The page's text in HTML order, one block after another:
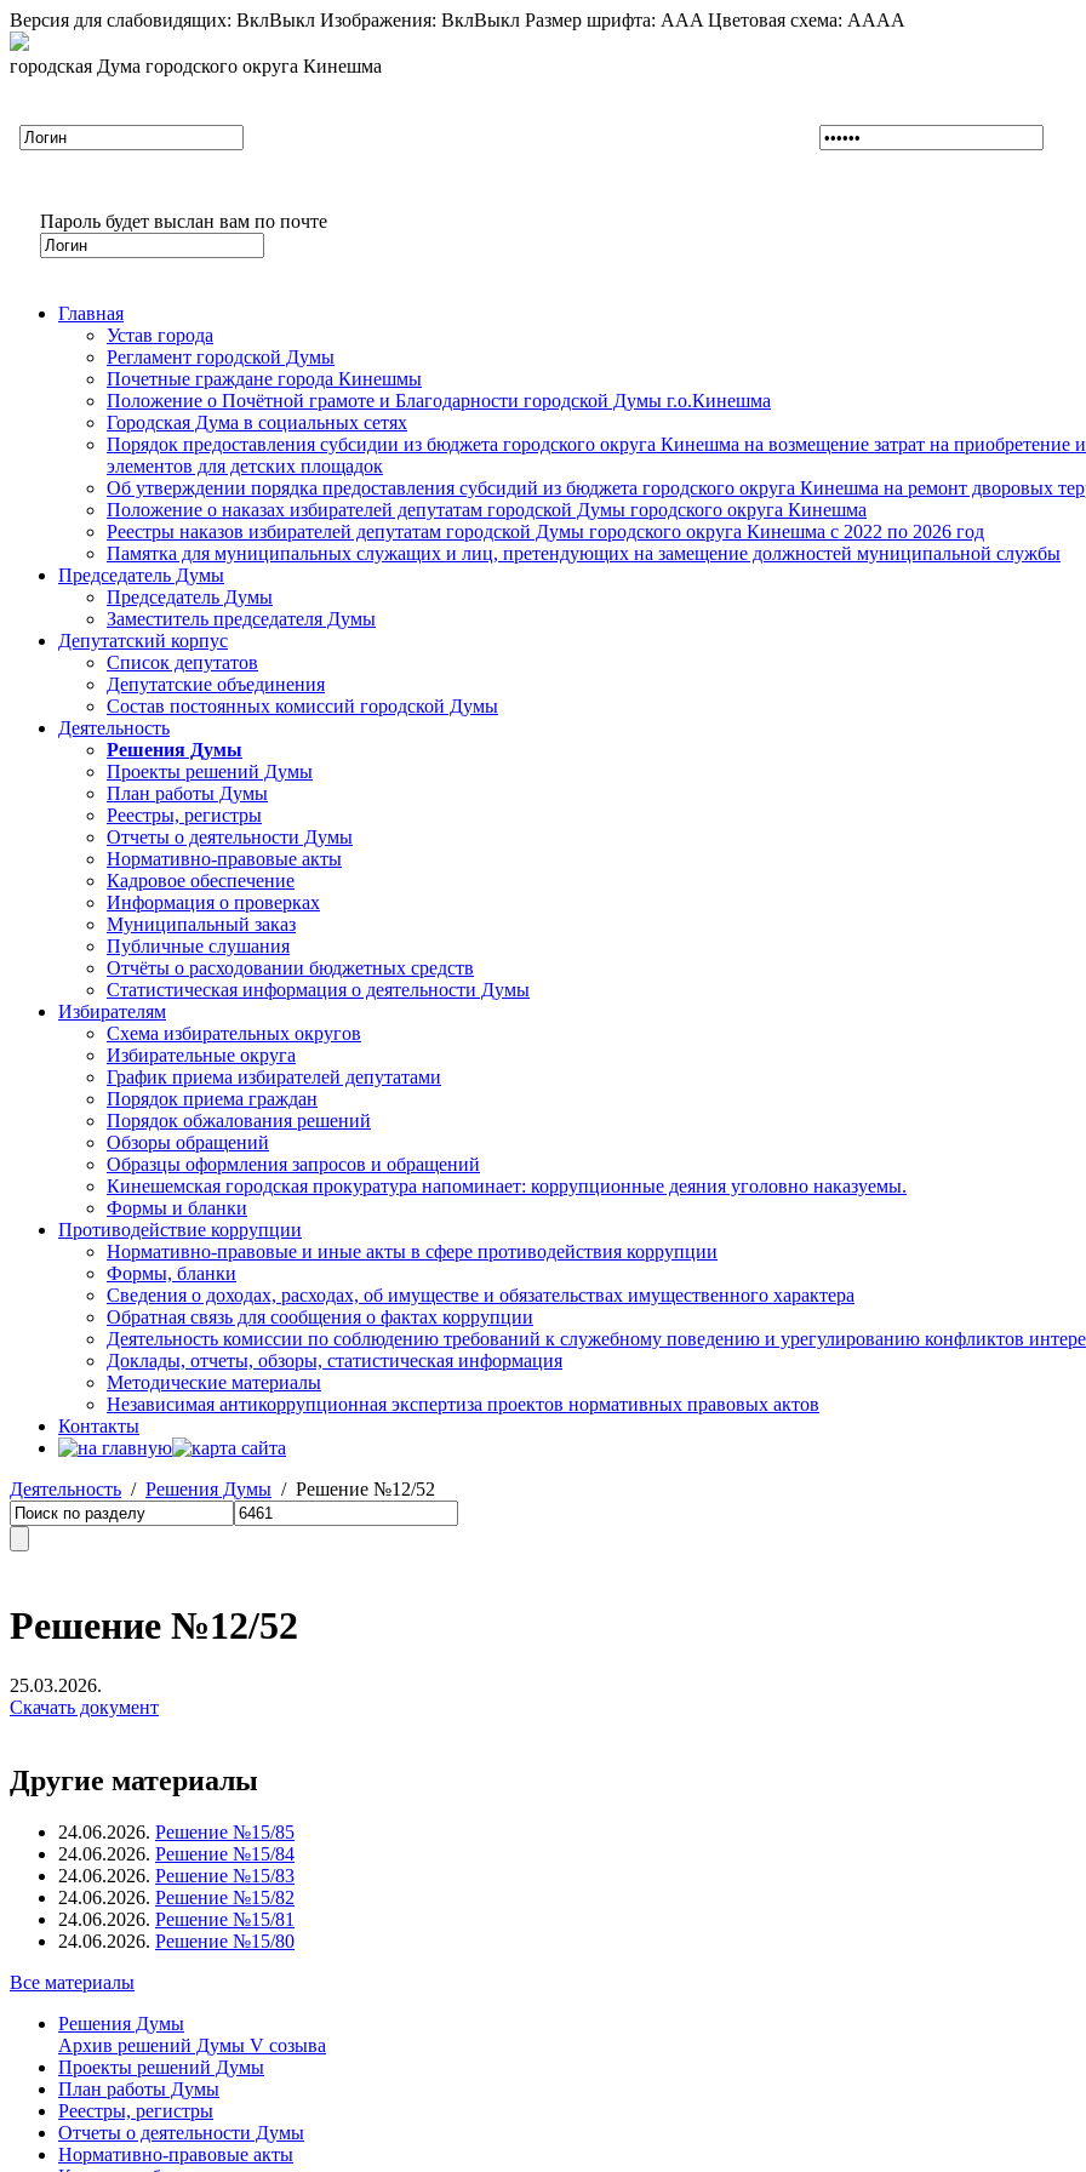
Версия для слабовидящих: ВклВыкл Изображения: ВклВыкл Размер шрифта: AAA Цветовая схема: AAAA
городская Дума городского округа Кинешма
Пароль будет выслан вам по почте
Главная
Устав города
Регламент городской Думы
Почетные граждане города Кинешмы
Положение о Почётной грамоте и Благодарности городской Думы г.о.Кинешма
Городская Дума в социальных сетях
Порядок предоставления субсидии из бюджета городского округа Кинешма на возмещение затрат на
элементов для детских площадок
Об утверждении порядка предоставления субсидий из бюджета городского округа Кинешма на ремонт дворовых
Положение о наказах избирателей депутатам городской Думы городского округа Кинешма
Реестры наказов избирателей депутатам городской Думы городского округа Кинешма с 2022 по 2026 год
Памятка для муниципальных служащих и лиц, претендующих на замещение должностей муниципальной службы
Председатель Думы
Председатель Думы
Заместитель председателя Думы
Депутатский корпус
Список депутатов
Депутатские объединения
Состав постоянных комиссий городской Думы
Деятельность
Решения Думы
Проекты решений Думы
План работы Думы
Реестры, регистры
Отчеты о деятельности Думы
Нормативно-правовые акты
Кадровое обеспечение
Информация о проверках
Муниципальный заказ
Публичные слушания
Отчёты о расходовании бюджетных средств
Статистическая информация о деятельности Думы
Избирателям
Схема избирательных округов
Избирательные округа
График приема избирателей депутатами
Порядок приема граждан
Порядок обжалования решений
Обзоры обращений
Образцы оформления запросов и обращений
Кинешемская городская прокуратура напоминает: коррупционные деяния уголовно наказуемы.
Формы и бланки
Противодействие коррупции
Нормативно-правовые и иные акты в сфере противодействия коррупции
Формы, бланки
Сведения о доходах, расходах, об имуществе и обязательствах имущественного характера
Обратная связь для сообщения о фактах коррупции
Деятельность комиссии по соблюдению требований к служебному поведению и урегулированию конфликтов
Доклады, отчеты, обзоры, статистическая информация
Методические материалы
Независимая антикоррупционная экспертиза проектов нормативных правовых актов
Контакты
Деятельность / Решения Думы / Решение №12/52
Решение №12/52
25.03.2026.
Скачать документ
Другие материалы
24.06.2026. Решение №15/85
24.06.2026. Решение №15/84
24.06.2026. Решение №15/83
24.06.2026. Решение №15/82
24.06.2026. Решение №15/81
24.06.2026. Решение №15/80
Все материалы
Решения Думы
Архив решений Думы V созыва
Проекты решений Думы
План работы Думы
Реестры, регистры
Отчеты о деятельности Думы
Нормативно-правовые акты